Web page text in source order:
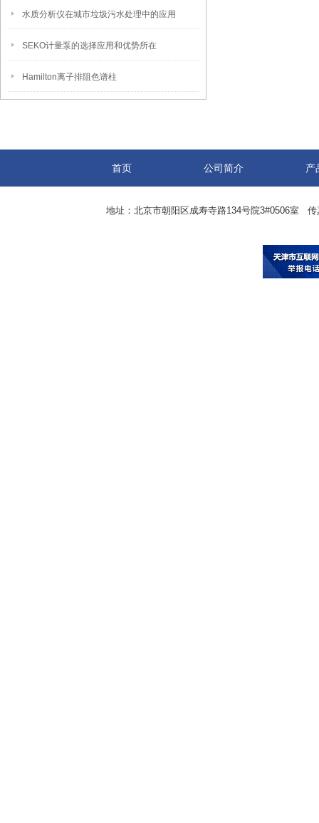
水质分析仪在城市垃圾污水处理中的应用
SEKO计量泵的选择应用和优势所在
Hamilton离子排阻色谱柱
首页 公司简介 产
地址：北京市朝阳区成寿寺路134号院3#0506室